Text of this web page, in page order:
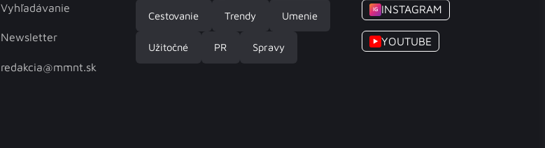
Vyhľadávanie
Newsletter
redakcia@mmnt.sk
Cestovanie Trendy Umenie
Užitočné PR Spravy
IG INSTAGRAM
▶ YOUTUBE